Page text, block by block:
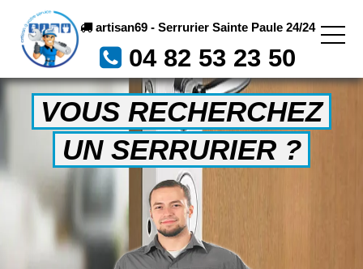
artisan69 - Serrurier Sainte Paule 24/24
04 82 53 23 50
VOUS RECHERCHEZ
UN SERRURIER ?